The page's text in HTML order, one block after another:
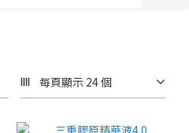
每頁顯示 24 個